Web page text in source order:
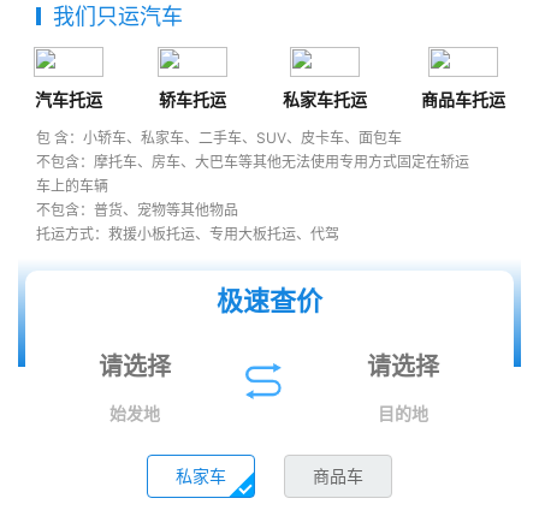
我们只运汽车
汽车托运 轿车托运 私家车托运 商品车托运
包 含：小轿车、私家车、二手车、SUV、皮卡车、面包车
不包含：摩托车、房车、大巴车等其他无法使用专用方式固定在轿运
车上的车辆
不包含：普货、宠物等其他物品
托运方式：救援小板托运、专用大板托运、代驾
极速查价
始发地 目的地
私家车 商品车